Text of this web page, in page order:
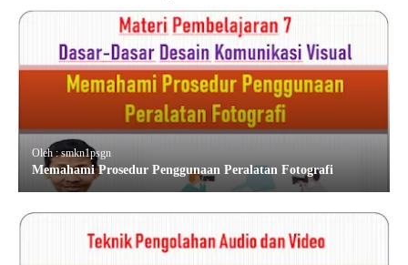
Oleh : smkn1psgn
Memahami Prosedur Penggunaan Peralatan Fotografi